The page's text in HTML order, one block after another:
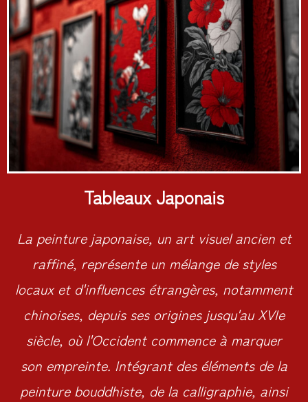
Tableaux Japonais
La peinture japonaise, un art visuel ancien et
raffiné, représente un mélange de styles
locaux et d'influences étrangères, notamment
chinoises, depuis ses origines jusqu'au XVIe
siècle, où l'Occident commence à marquer
son empreinte. Intégrant des éléments de la
peinture bouddhiste, de la calligraphie, ainsi